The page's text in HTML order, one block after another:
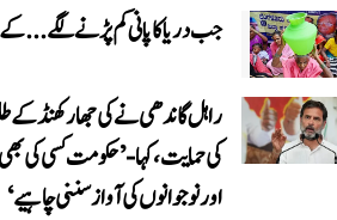
جب دریا کا پانی کم پڑنے
راہل گاندھی نے کی جھارکھنڈ کے
کی حمایت، کہا- ’حکومت کسی کی
اور نوجوانوں کی آواز سننی چاہیے‘